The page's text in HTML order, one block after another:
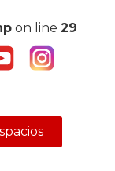
on line 29